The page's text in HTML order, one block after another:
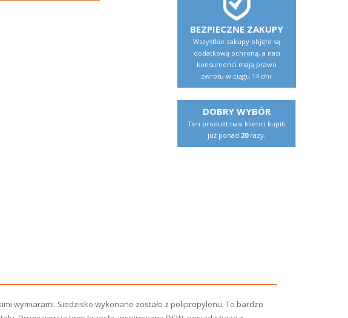
BEZPIECZNE ZAKUPY
Wszystkie zakupy objęte są
dodatkową ochroną, a nasi
konsumenci mają prawo
zwrotu w ciągu 14 dni.
DOBRY WYBÓR
Ten produkt nasi klienci kupili
już ponad 20razy.
wymiarami. Siedzisko wykonane zostało z polipropylenu. To bardzo